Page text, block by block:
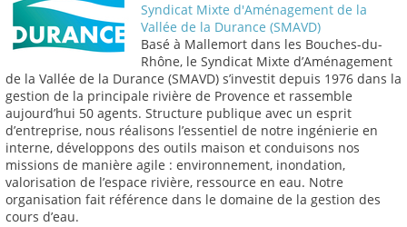
Syndicat Mixte d'Aménagement de la
Vallée de la Durance (SMAVD)
Basé à Mallemort dans les Bouches-du-
Rhône, le Syndicat Mixte d’Aménagement
de la Vallée de la Durance (SMAVD) s’investit depuis 1976 dans la
gestion de la principale rivière de Provence et rassemble
aujourd’hui 50 agents. Structure publique avec un esprit
d’entreprise, nous réalisons l’essentiel de notre ingénierie en
interne, développons des outils maison et conduisons nos
missions de manière agile : environnement, inondation,
valorisation de l’espace rivière, ressource en eau. Notre
organisation fait référence dans le domaine de la gestion des
cours d’eau.